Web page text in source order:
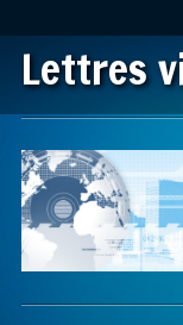
Lettres
Main menu